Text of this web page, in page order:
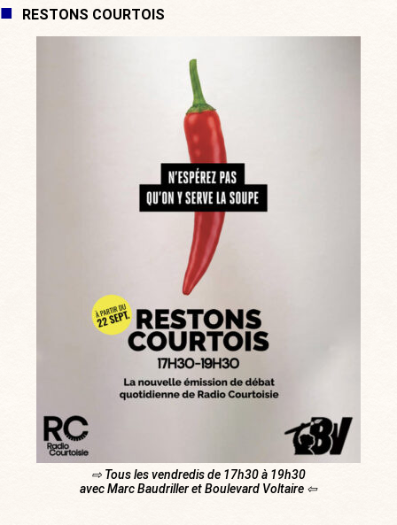
RESTONS COURTOIS
⇨ Tous les vendredis de 17h30 à 19h30
avec Marc Baudriller et Boulevard Voltaire ⇦